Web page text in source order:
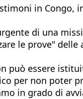
in Congo,
di una
le prove" delle
può essere
per non poter
in grado di